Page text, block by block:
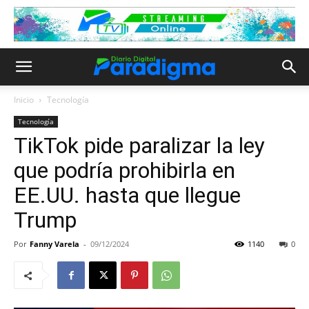
Inicio Tecnología
Tecnología
TikTok pide paralizar la ley
que podría prohibirla en
EE.UU. hasta que llegue
Trump
Por Fanny Varela - 09/12/2024 0
1140